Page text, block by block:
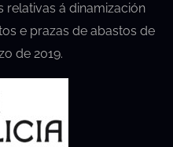
á dinamización
e prazas de abastos de
de 2019.